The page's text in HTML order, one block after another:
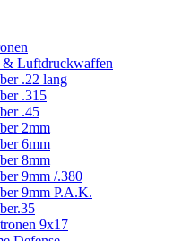
Luftdruckwaffen
.22 lang
.315
.45
2mm
6mm
8mm
9mm /.380
9mm P.A.K.
9x17